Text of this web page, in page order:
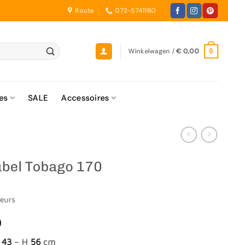
Route 072-5741160
Winkelwagen /€ 0,00 0
SALE Accessoires
Tobago 170
43 – H56 cm